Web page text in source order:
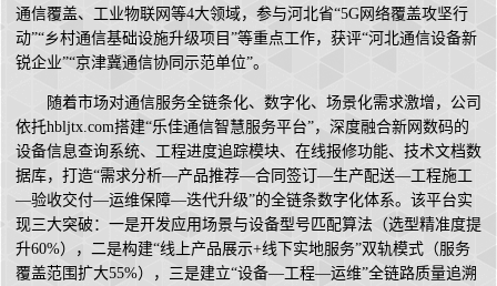
通信覆盖、工业物联网等4大领域，参与河北省“5G网络覆盖攻坚行
动”“乡村通信基础设施升级项目”等重点工作，获评“河北通信设备新
锐企业”“京津冀通信协同示范单位”。
随着市场对通信服务全链条化、数字化、场景化需求激增，公司
依托hbljtx.com搭建“乐佳通信智慧服务平台”，深度融合新网数码的
设备信息查询系统、工程进度追踪模块、在线报修功能、技术文档数
据库，打造“需求分析—产品推荐—合同签订—生产配送—工程施工
—验收交付—运维保障—迭代升级”的全链条数字化体系。该平台实
现三大突破：一是开发应用场景与设备型号匹配算法（选型精准度提
升60%），二是构建“线上产品展示+线下实地服务”双轨模式（服务
覆盖范围扩大55%），三是建立“设备—工程—运维”全链路质量追溯